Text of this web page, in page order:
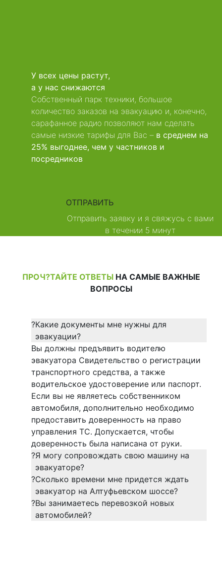
У всех цены растут,
а у нас снижаются
Собственный парк техники, большое
количество заказов на эвакуацию и, конечно,
сарафанное радио позволяют нам сделать
самые низкие тарифы для Вас – в среднем на
25% выгоднее, чем у частников и
посредников
ОТПРАВИТЬ
Отправить заявку и я свяжусь с вами
в течении 5 минут
ПРОЧ?ТАЙТЕ ОТВЕТЫНА САМЫЕ ВАЖНЫЕ
ВОПРОСЫ
?Какие документы мне нужны для
эвакуации?
Вы должны предъявить водителю
эвакуатора Свидетельство о регистрации
транспортного средства, а также
водительское удостоверение или паспорт.
Если вы не являетесь собственником
автомобиля, дополнительно необходимо
предоставить доверенность на право
управления ТС. Допускается, чтобы
доверенность была написана от руки.
?Я могу сопровождать свою машину на
эвакуаторе?
?Сколько времени мне придется ждать
эвакуатор на Алтуфьевском шоссе?
?Вы занимаетесь перевозкой новых
автомобилей?